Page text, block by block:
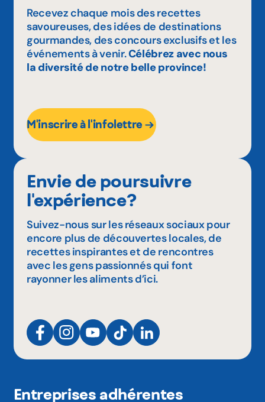
Recevez chaque mois des recettes
savoureuses, des idées de destinations
gourmandes, des concours exclusifs et les
événements à venir.Célébrez avec nous
la diversité de notre belle province!
M'inscrire à l'infolettre
Envie de poursuivre
l'expérience?
Suivez-nous sur les réseaux sociaux pour
encore plus de découvertes locales, de
recettes inspirantes et de rencontres
avec les gens passionnés qui font
rayonner les aliments d’ici.
Entreprises adhérentes